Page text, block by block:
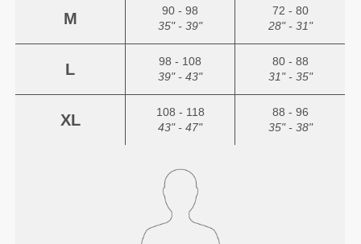
M
90 - 98
35" - 39"
72 - 80
28" - 31"
L
98 - 108
39" - 43"
80 - 88
31" - 35"
XL
108 - 118
43" - 47"
88 - 96
35" - 38"